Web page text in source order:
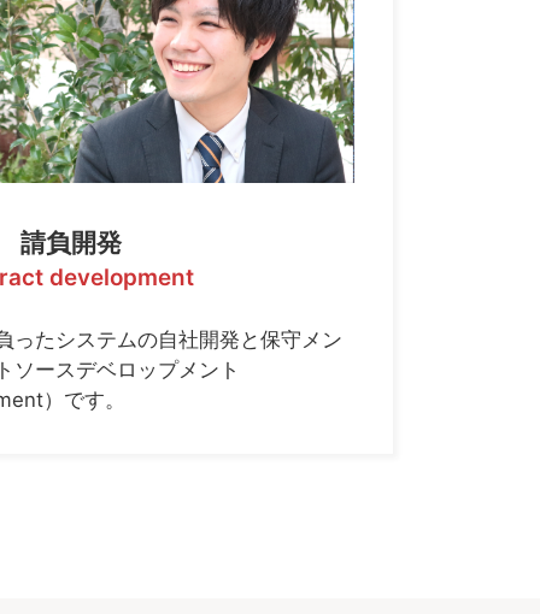
請負開発
development
ったシステムの自社開発と保守メン
ソースデベロップメント
）です。